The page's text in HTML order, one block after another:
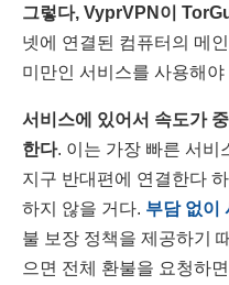
그렇다, VyprVPN 이
넷에 연결된 컴퓨터의 메
미만인 서비스를 사용해야
서비스에 있어서 속도가
한다. 이는 가장 빠른 서비
지구 반대편에 연결한다
하지 않을 거다. 부담 없이
불 보장 정책을 제공하기
으면 전체 환불을 요청하